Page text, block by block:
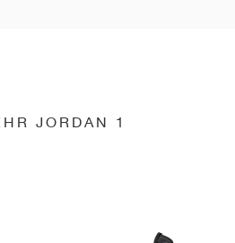
JORDAN 1